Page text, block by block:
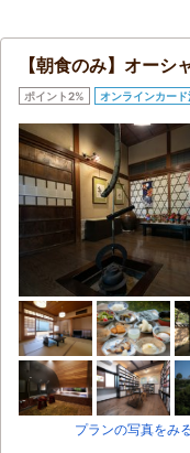
【朝食のみ】オー
ポイント2% オンラインカー
プランの写真をみ